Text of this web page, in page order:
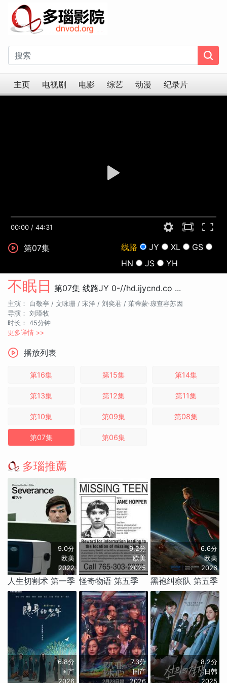
主页 电视剧 电影 综艺 动漫 纪录片
00:00 / 44:31
第07集 线路 JY XL
GS
HN
JS YH
不眠日 第07集 线路JY 0-//hd.ijycnd.co ...
主演： 白敬亭 / 文咏珊 / 宋洋 / 刘奕君 / 茱蒂蒙·琼查容苏因
导演： 刘璋牧
时长： 45分钟
更多详情 >>
播放列表
第16集 第15集 第14集
第13集 第12集 第11集
第10集 第09集 第08集
第07集 第06集
多瑙推薦
9.0分
欧美
2022
人生切割术 第一季
9.2分
欧美
2025
怪奇物语 第五季
6.6分
欧美
2026
黑袍纠察队 第五季
6.8分
国产
2026
7.3分
国产
2026
8.2分
日韩
2025